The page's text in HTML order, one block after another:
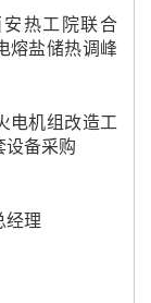
安热工院联合
熔盐储热调峰
电机组改造工
设备采购
经理